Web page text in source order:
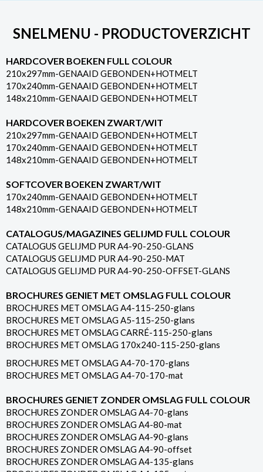
SNELMENU - PRODUCTOVERZICHT
HARDCOVER BOEKEN FULL COLOUR
210x297mm-GENAAID GEBONDEN+HOTMELT
170x240mm-GENAAID GEBONDEN+HOTMELT
148x210mm-GENAAID GEBONDEN+HOTMELT
HARDCOVER BOEKEN ZWART/WIT
210x297mm-GENAAID GEBONDEN+HOTMELT
170x240mm-GENAAID GEBONDEN+HOTMELT
148x210mm-GENAAID GEBONDEN+HOTMELT
SOFTCOVER BOEKEN ZWART/WIT
170x240mm-GENAAID GEBONDEN+HOTMELT
148x210mm-GENAAID GEBONDEN+HOTMELT
CATALOGUS/MAGAZINES GELIJMD FULL COLOUR
CATALOGUS GELIJMD PUR A4-90-250-GLANS
CATALOGUS GELIJMD PUR A4-90-250-MAT
CATALOGUS GELIJMD PUR A4-90-250-OFFSET-GLANS
BROCHURES GENIET MET OMSLAG FULL COLOUR
BROCHURES MET OMSLAG A4-115-250-glans
BROCHURES MET OMSLAG A5-115-250-glans
BROCHURES MET OMSLAG CARRÉ-115-250-glans
BROCHURES MET OMSLAG 170x240-115-250-glans
BROCHURES MET OMSLAG A4-70-170-glans
BROCHURES MET OMSLAG A4-70-170-mat
BROCHURES GENIET ZONDER OMSLAG FULL COLOUR
BROCHURES ZONDER OMSLAG A4-70-glans
BROCHURES ZONDER OMSLAG A4-80-mat
BROCHURES ZONDER OMSLAG A4-90-glans
BROCHURES ZONDER OMSLAG A4-90-offset
BROCHURES ZONDER OMSLAG A4-135-glans